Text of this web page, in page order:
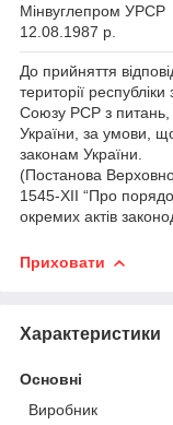
Мінвуглепром УРСР
12.08.1987 р.
До прийняття
території
Союзу РСР з питань,
України, за умови,
законам України.
(Постанова
1545-XII “Про
окремих актів
Приховати
Характеристики
Основні
Виробник